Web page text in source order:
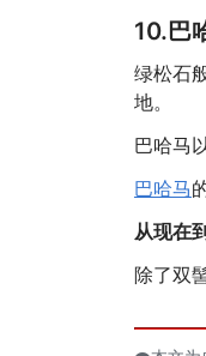
10.巴
绿松石
地。
巴哈马
巴哈马
从现在
除了双